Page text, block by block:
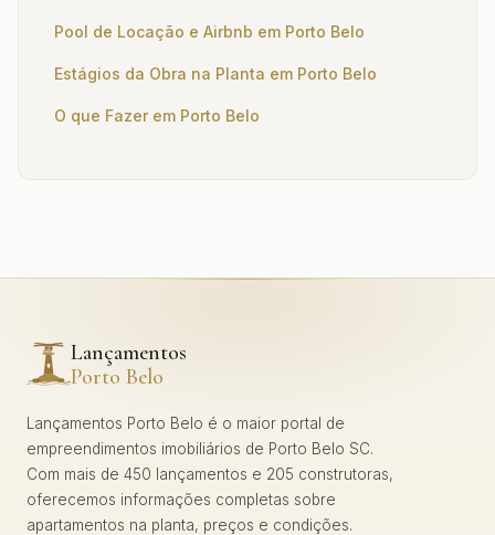
Pool de Locação e Airbnb em Porto Belo
Estágios da Obra na Planta em Porto Belo
O que Fazer em Porto Belo
Lançamentos
Porto Belo
Lançamentos Porto Belo é o maior portal de
empreendimentos imobiliários de Porto Belo SC.
Com mais de 450 lançamentos e 205 construtoras,
oferecemos informações completas sobre
apartamentos na planta, preços e condições.